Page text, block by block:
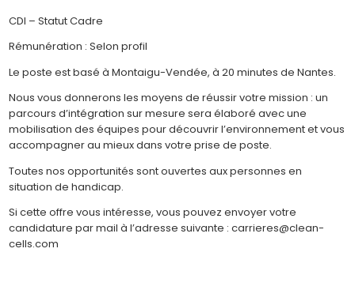
CDI – Statut Cadre
Rémunération : Selon profil
Le poste est basé à Montaigu-Vendée, à 20 minutes de Nantes.
Nous vous donnerons les moyens de réussir votre mission : un
parcours d’intégration sur mesure sera élaboré avec une
mobilisation des équipes pour découvrir l’environnement et vous
accompagner au mieux dans votre prise de poste.
Toutes nos opportunités sont ouvertes aux personnes en
situation de handicap.
Si cette offre vous intéresse, vous pouvez envoyer votre
candidature par mail à l’adresse suivante : carrieres@clean-
cells.com